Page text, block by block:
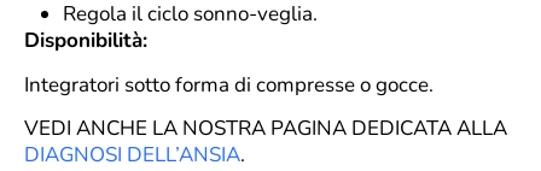
Regola il ciclo sonno-veglia.
Disponibilità:
Integratori sotto forma di compresse o gocce.
VEDI ANCHE LA NOSTRA PAGINA DEDICATA ALLA
DIAGNOSI DELL’ANSIA.